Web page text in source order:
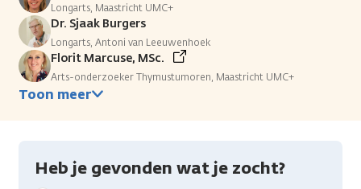
Longarts, Maastricht UMC+
Dr. Sjaak Burgers
Longarts, Antoni van Leeuwenhoek
Florit Marcuse, MSc.
Arts-onderzoeker Thymustumoren, Maastricht UMC+
Toon meer
Heb je gevonden wat je zocht?